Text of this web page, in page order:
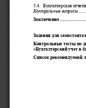
5.4. Бухгалтерская
Контрольные вопросы
Заключение
Задания для
Контрольные тесты по
«Бухгалтерский учет в
Список рекомендуемой